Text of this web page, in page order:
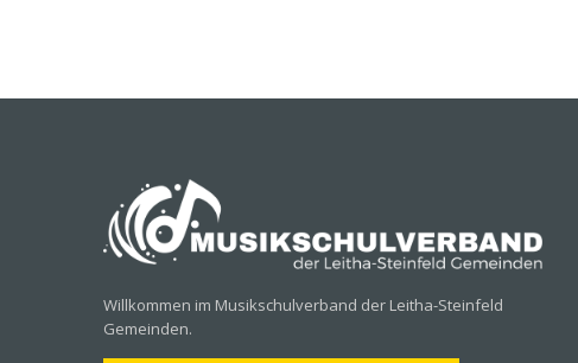
Willkommen im Musikschulverband der Leitha-Steinfeld
Gemeinden.